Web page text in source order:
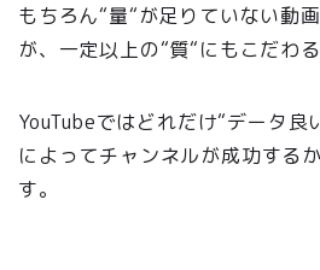
もちろん“量“が足りていない動
が、一定以上の“質“にもこだわ
YouTubeではどれだけ“データ良
によってチャンネルが成功する
す。